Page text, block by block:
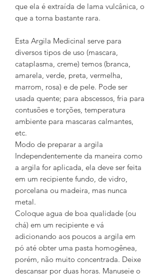
que ela é extraída de lama vulcânica, o
que a torna bastante rara.
Esta Argila Medicinal serve para
diversos tipos de uso (mascara,
cataplasma, creme) temos (branca,
amarela, verde, preta, vermelha,
marrom, rosa) e de pele. Pode ser
usada quente; para abscessos, fria para
contusões e torções, temperatura
ambiente para mascaras calmantes,
etc.
Modo de preparar a argila
Independentemente da maneira como
a argila for aplicada, ela deve ser feita
em um recipiente fundo, de vidro,
porcelana ou madeira, mas nunca
metal.
Coloque agua de boa qualidade (ou
chá) em um recipiente e vá
adicionando aos poucos a argila em
pó até obter uma pasta homogênea,
porém, não muito concentrada. Deixe
descansar por duas horas. Manuseie o